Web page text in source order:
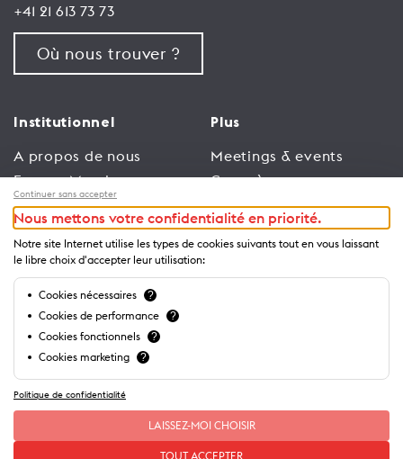
+41 21 613 73 73
Où nous trouver ?
Institutionnel
A propos de nous
Espace Membres
Emploi
Conditions générales
d’utilisation
Politique de
confidentialité
Plus
Meetings & events
Congrès
Trade
Espace Médias
Annonceurs
Brochures et guides
Continuer sans accepter
Nous mettons votre confidentialité en priorité.
Notre site Internet utilise les types de cookies suivants tout en vous laissant
le libre choix d'accepter leur utilisation:
Cookies nécessaires ?
Cookies de performance ?
Cookies fonctionnels ?
Cookies marketing ?
Politique de confidentialité
LAISSEZ-MOI CHOISIR
TOUT ACCEPTER